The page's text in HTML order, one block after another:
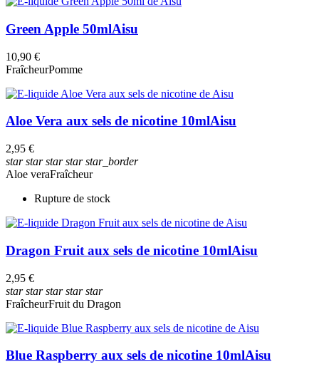
Green Apple 50mlAisu
10,90 €
FraîcheurPomme
Aloe Vera aux sels de nicotine 10mlAisu
2,95 €
starstarstarstarstar_border
Aloe veraFraîcheur
Rupture de stock
Dragon Fruit aux sels de nicotine 10mlAisu
2,95 €
starstarstarstarstar
FraîcheurFruit du Dragon
Blue Raspberry aux sels de nicotine 10mlAisu